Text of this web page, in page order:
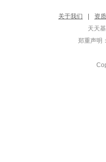
管理基金
中加瑞合
关于我们
资
天天
郑重声明：